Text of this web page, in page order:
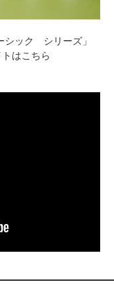
シック シリーズ」
はこちら